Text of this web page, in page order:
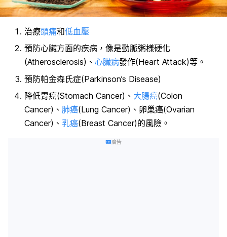
治療頭痛和低血壓
預防心臟方面的疾病，像是動脈粥樣硬化
(Atherosclerosis)、 心臟病發作(Heart Attack)等。
預防帕金森氏症(Parkinson’s Disease)
降低胃癌(Stomach Cancer)、 大腸癌(Colon
Cancer)、 肺癌(Lung Cancer)、卵巢癌(Ovarian
Cancer)、 乳癌(Breast Cancer)的風險。
廣告